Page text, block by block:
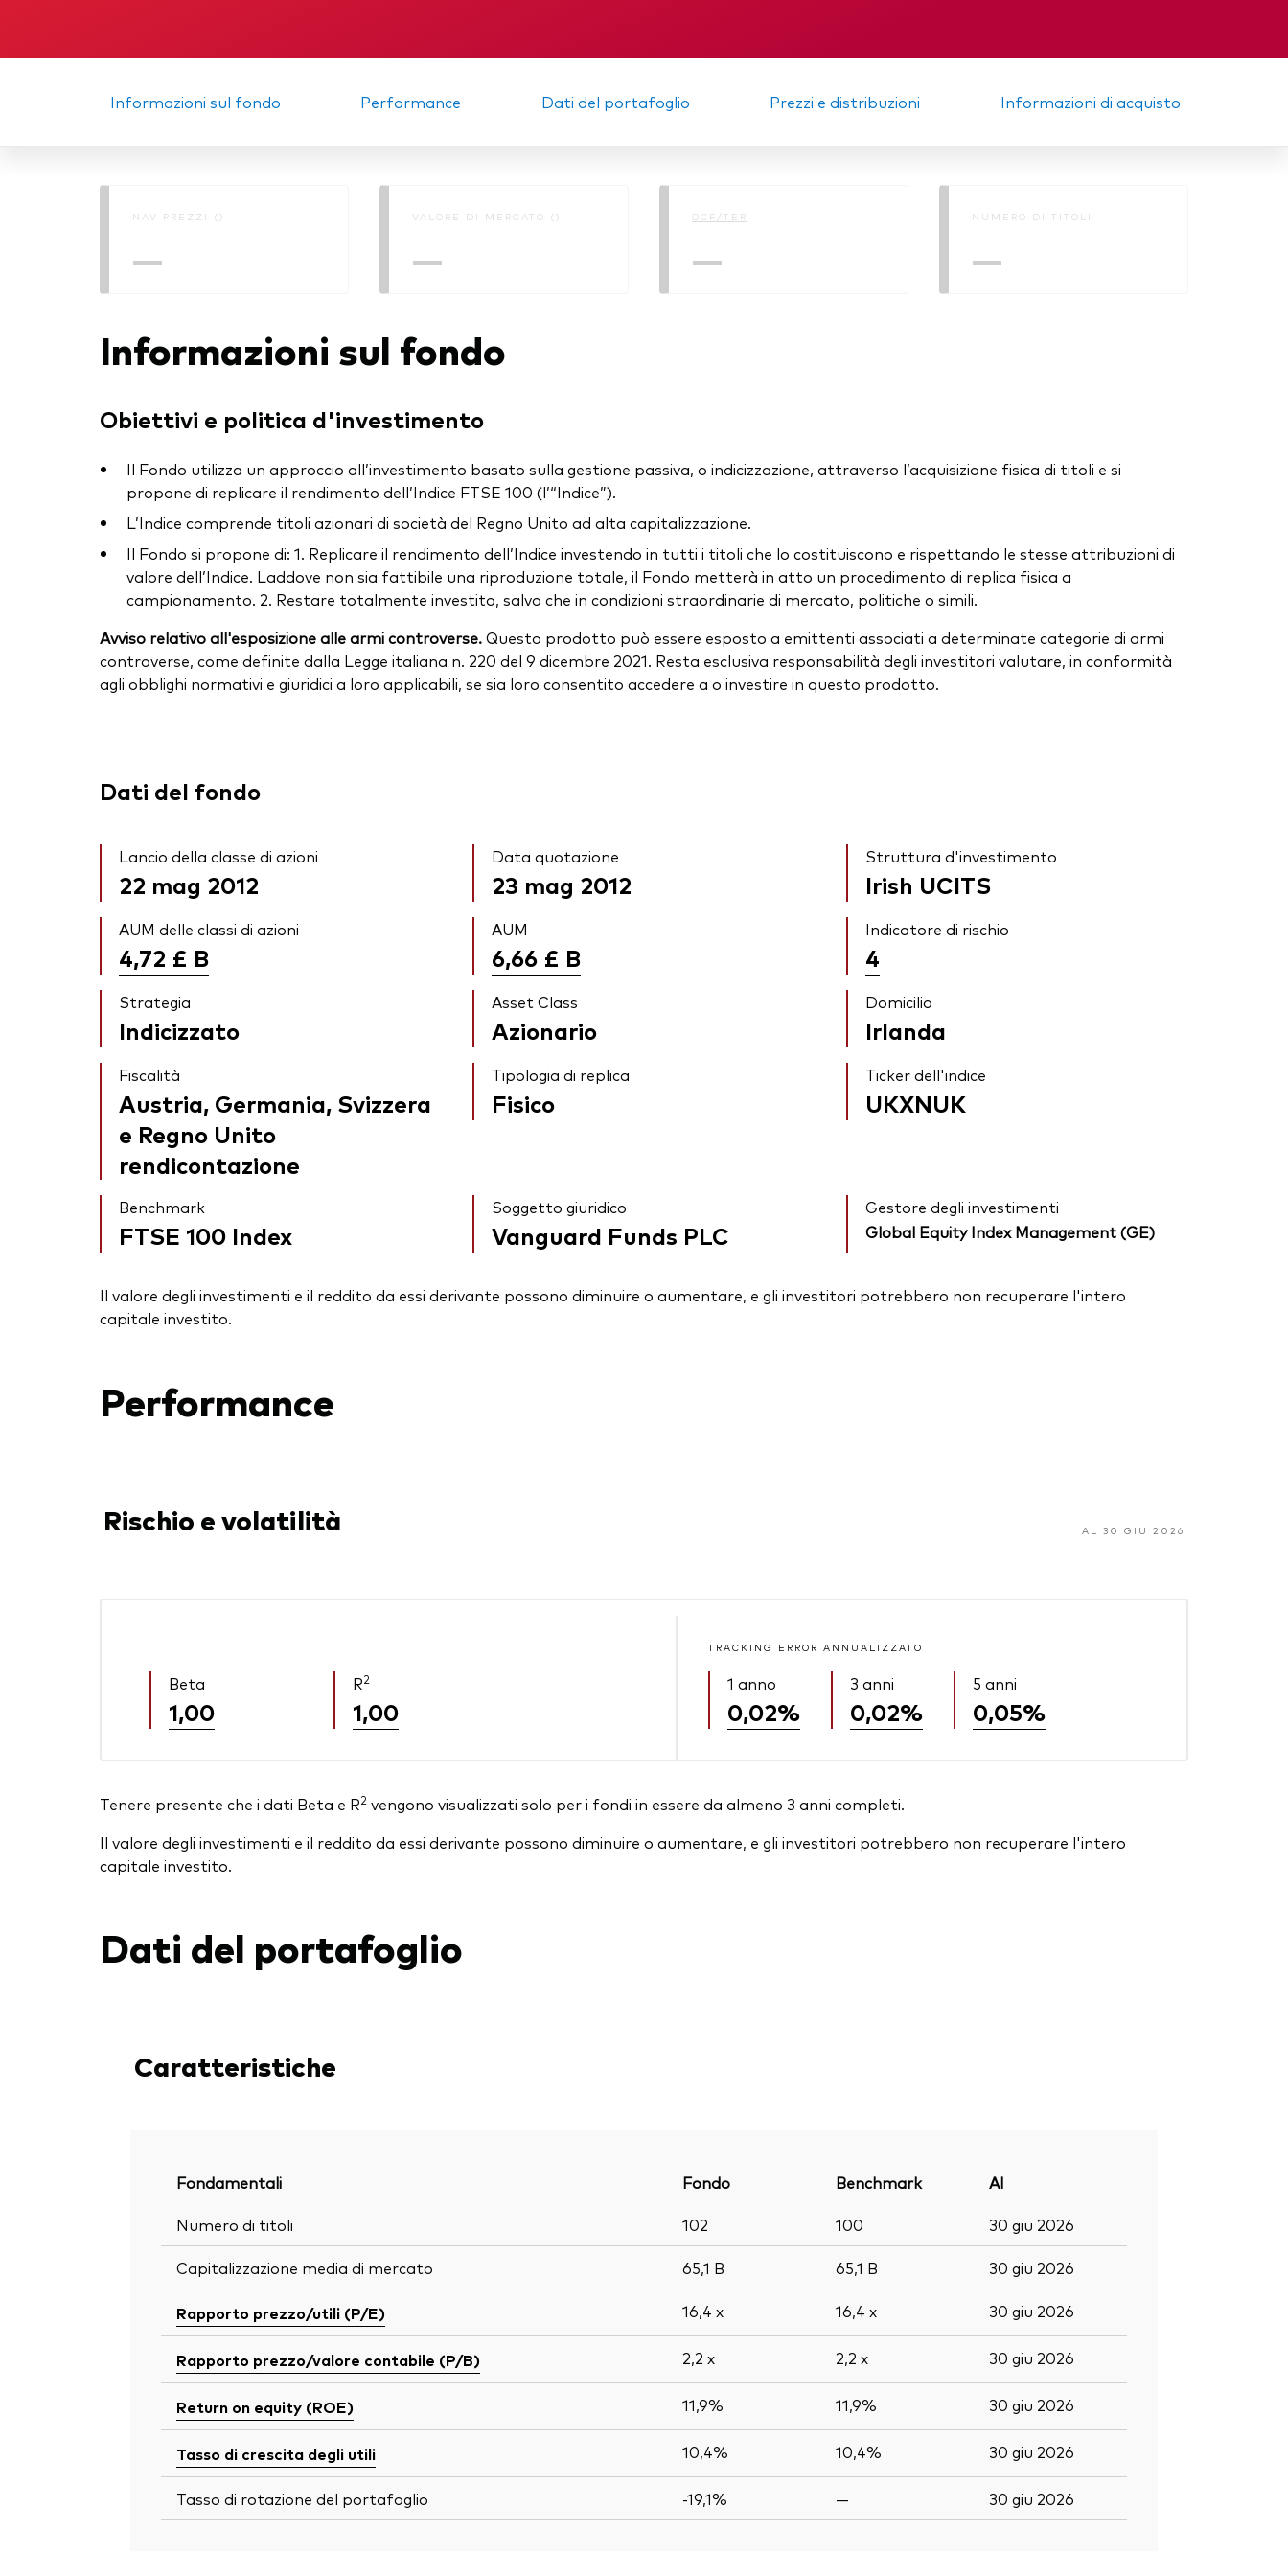
Mercato monetario
Informazioni sul fondo Performance Dati del portafoglio Prezzi e distribuzioni Informazioni di acquisto
NAV PREZZI ()
—
VALORE DI MERCATO ()
—
OCF/TER
—
NUMERO DI TITOLI
—
Informazioni sul fondo
Obiettivi e politica d'investimento
Il Fondo utilizza un approccio all’investimento basato sulla gestione passiva, o indicizzazione, attraverso l’acquisizione fisica di titoli e si
propone di replicare il rendimento dell’Indice FTSE 100 (l’“Indice”).
L’Indice comprende titoli azionari di società del Regno Unito ad alta capitalizzazione.
Il Fondo si propone di: 1. Replicare il rendimento dell’Indice investendo in tutti i titoli che lo costituiscono e rispettando le stesse attribuzioni di
valore dell’Indice. Laddove non sia fattibile una riproduzione totale, il Fondo metterà in atto un procedimento di replica fisica a
campionamento. 2. Restare totalmente investito, salvo che in condizioni straordinarie di mercato, politiche o simili.
Avviso relativo all'esposizione alle armi controverse.Questo prodotto può essere esposto a emittenti associati a determinate categorie di armi
controverse, come definite dalla Legge italiana n. 220 del 9 dicembre 2021. Resta esclusiva responsabilità degli investitori valutare, in conformità
agli obblighi normativi e giuridici a loro applicabili, se sia loro consentito accedere a o investire in questo prodotto.
Dati del fondo
Lancio della classe di azioni
22 mag 2012
Data quotazione
23 mag 2012
Struttura d'investimento
Irish UCITS
AUM delle classi di azioni
4,72 £ B
AUM
6,66 £ B
Indicatore di rischio
4
Strategia
Indicizzato
Asset Class
Azionario
Domicilio
Irlanda
Fiscalità
Austria, Germania, Svizzera
e Regno Unito
rendicontazione
Tipologia di replica
Fisico
Ticker dell'indice
UKXNUK
Benchmark
FTSE 100 Index
Soggetto giuridico
Vanguard Funds PLC
Gestore degli investimenti
Global Equity Index Management (GE)
Il valore degli investimenti e il reddito da essi derivante possono diminuire o aumentare, e gli investitori potrebbero non recuperare l'intero
capitale investito.
Performance
Rischio e volatilità AL 30 GIU 2026
Beta
1,00
R2
1,00
TRACKING ERROR ANNUALIZZATO
1 anno
0,02%
3 anni
0,02%
5 anni
0,05%
Tenere presente che i dati Beta e R2 vengono visualizzati solo per i fondi in essere da almeno 3 anni completi.
Il valore degli investimenti e il reddito da essi derivante possono diminuire o aumentare, e gli investitori potrebbero non recuperare l'intero
capitale investito.
Dati del portafoglio
Caratteristiche
Fondamentali Fondo Benchmark
Al
Numero di titoli
102 100 30 giu 2026
Capitalizzazione media di mercato 65,1 B 65,1 B 30 giu 2026
Rapporto prezzo/utili (P/E) 16,4 x 16,4 x 30 giu 2026
Rapporto prezzo/valore contabile (P/B) 2,2 x 2,2 x 30 giu 2026
Return on equity (ROE) 11,9% 11,9% 30 giu 2026
Tasso di crescita degli utili 10,4% 10,4% 30 giu 2026
Tasso di rotazione del portafoglio -19,1% — 30 giu 2026